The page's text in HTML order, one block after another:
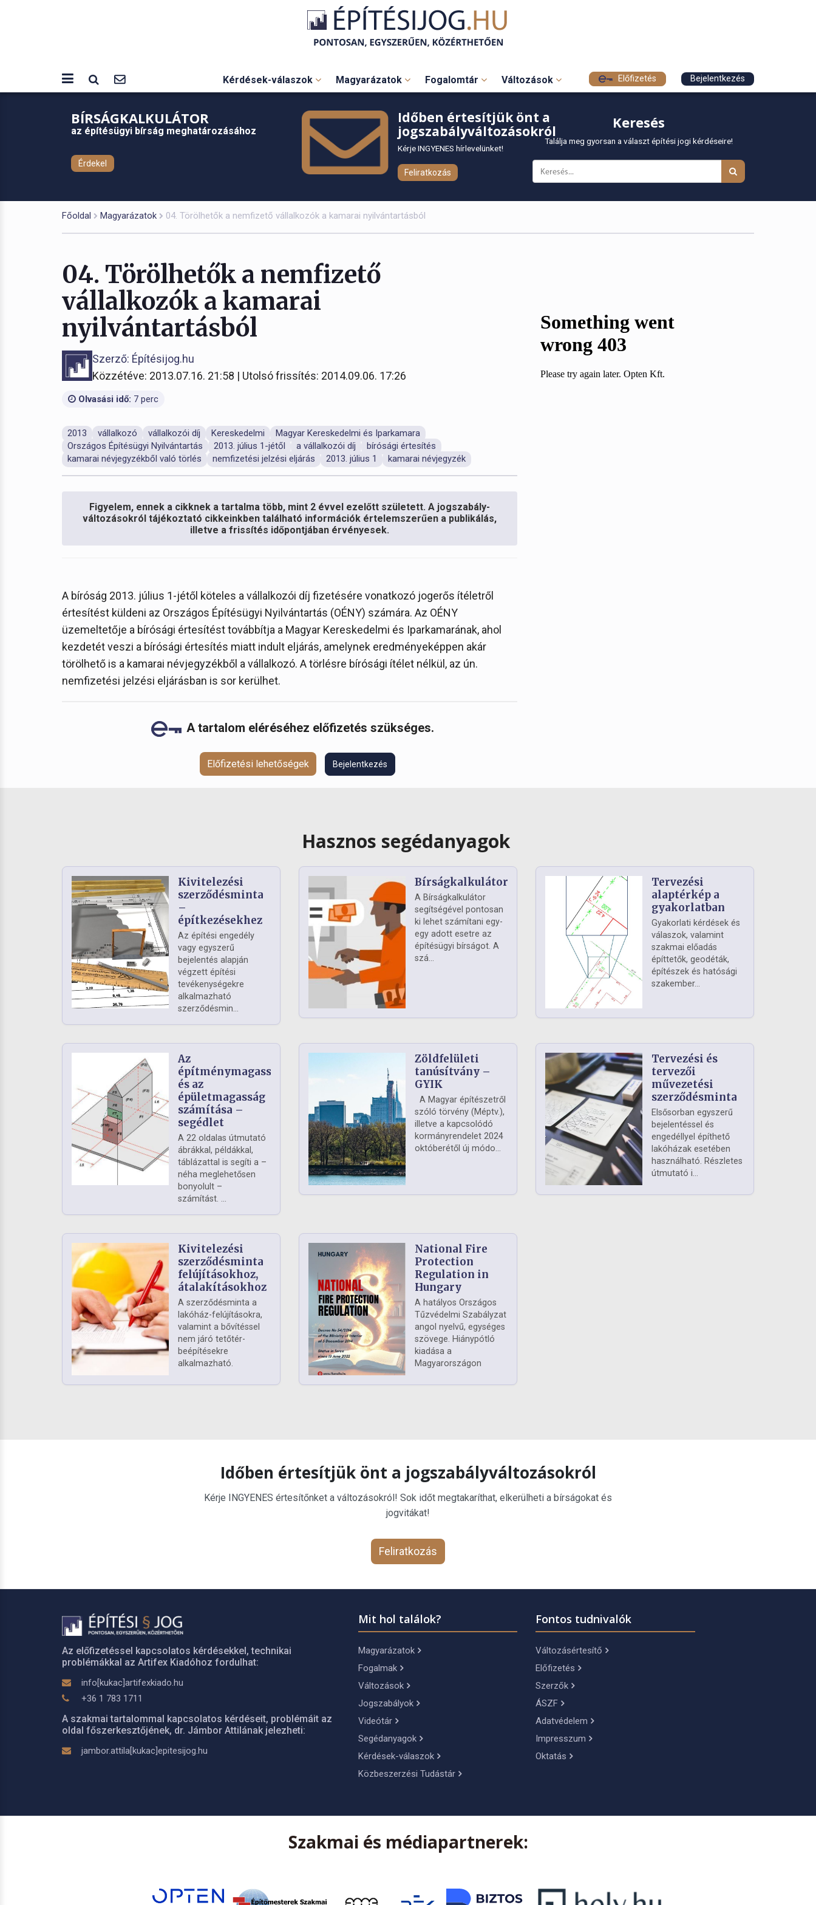
Kérdések-válaszok Magyarázatok Fogalomtár Változások Előfizetés Bejelentkezés
BÍRSÁGKALKULÁTOR
az építésügyi bírság meghatározásához
Érdekel
Időben értesítjük önt a
jogszabályváltozásokról
Kérje INGYENES hírlevelünket!
Feliratkozás
Keresés
Találja meg gyorsan a választ építési jogi kérdéseire!
Főoldal Magyarázatok 04. Törölhetők a nemfizető vállalkozók a kamarai nyilvántartásból
04. Törölhetők a nemfizető
vállalkozók a kamarai
nyilvántartásból
Szerző: Építésijog.hu
Közzétéve: 2013.07.16. 21:58 | Utolsó frissítés: 2014.09.06. 17:26
Olvasási idő: 7 perc
2013 vállalkozó vállalkozói díj Kereskedelmi
Magyar Kereskedelmi és Iparkamara
Országos Építésügyi Nyilvántartás
2013. július 1-jétől a vállalkozói díj
bírósági értesítés
kamarai névjegyzékből való törlés
nemfizetési jelzési eljárás 2013. július 1 kamarai névjegyzék
Figyelem, ennek a cikknek a tartalma több, mint 2 évvel ezelőtt született. A jogszabály-
változásokról tájékoztató cikkeinkben található információk értelemszerűen a publikálás,
illetve a frissítés időpontjában érvényesek.
A bíróság 2013. július 1-jétől köteles a vállalkozói díj fizetésére vonatkozó jogerős ítéletről
értesítést küldeni az Országos Építésügyi Nyilvántartás (OÉNY) számára. Az OÉNY
üzemeltetője a bírósági értesítést továbbítja a Magyar Kereskedelmi és Iparkamarának, ahol
kezdetét veszi a bírósági értesítés miatt indult eljárás, amelynek eredményeképpen akár
törölhető is a kamarai névjegyzékből a vállalkozó. A törlésre bírósági ítélet nélkül, az ún.
nemfizetési jelzési eljárásban is sor kerülhet.
A tartalom eléréséhez előfizetés szükséges.
Előfizetési lehetőségek Bejelentkezés
Hasznos segédanyagok
Kivitelezési
szerződésminta
–
építkezésekhez
Az építési engedély
vagy egyszerű
bejelentés alapján
végzett építési
tevékenységekre
alkalmazható
szerződésmin...
Bírságkalkulátor
A Bírságkalkulátor
segítségével pontosan
ki lehet számítani egy-
egy adott esetre az
építésügyi bírságot. A
szá...
Tervezési
alaptérkép a
gyakorlatban
Gyakorlati kérdések és
válaszok, valamint
szakmai előadás
építtetők, geodéták,
építészek és hatósági
szakember...
Az
építménymagasság
és az
épületmagasság
számítása –
segédlet
A 22 oldalas útmutató
ábrákkal, példákkal,
táblázattal is segíti a –
néha meglehetősen
bonyolult –
számítást. ...
Zöldfelületi
tanúsítvány –
GYIK
A Magyar építészetről
szóló törvény (Méptv.),
illetve a kapcsolódó
kormányrendelet 2024
októberétől új módo...
Tervezési és
tervezői
művezetési
szerződésminta
Elsősorban egyszerű
bejelentéssel és
engedéllyel építhető
lakóházak esetében
használható. Részletes
útmutató i...
Kivitelezési
szerződésminta
felújításokhoz,
átalakításokhoz
A szerződésminta a
lakóház-felújításokra,
valamint a bővítéssel
nem járó tetőtér-
beépítésekre
alkalmazható.
National Fire
Protection
Regulation in
Hungary
A hatályos Országos
Tűzvédelmi Szabályzat
angol nyelvű, egységes
szövege. Hiánypótló
kiadása a
Magyarországon
Időben értesítjük önt a jogszabályváltozásokról
Kérje INGYENES értesítőnket a változásokról! Sok időt megtakaríthat, elkerülheti a bírságokat és
jogvitákat!
Feliratkozás
Az előfizetéssel kapcsolatos kérdésekkel, technikai
problémákkal az Artifex Kiadóhoz fordulhat:
info[kukac]artifexkiado.hu
+36 1 783 1711
A szakmai tartalommal kapcsolatos kérdéseit, problémáit az
oldal főszerkesztőjének, dr. Jámbor Attilának jelezheti:
jambor.attila[kukac]epitesijog.hu
Mit hol találok?
Magyarázatok
Fogalmak
Változások
Jogszabályok
Videótár
Segédanyagok
Kérdések-válaszok
Közbeszerzési Tudástár
Fontos tudnivalók
Változásértesítő
Előfizetés
Szerzők
ÁSZF
Adatvédelem
Impresszum
Oktatás
Szakmai és médiapartnerek: